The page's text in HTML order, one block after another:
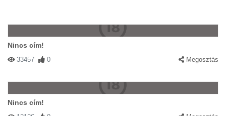
Nincs cím!
33457 0 Megosztás
Nincs cím!